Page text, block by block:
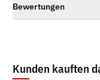
Bewertungen
Kunden kauften